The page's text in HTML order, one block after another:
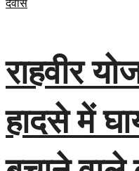
देवास
राहवीर
हादसे में